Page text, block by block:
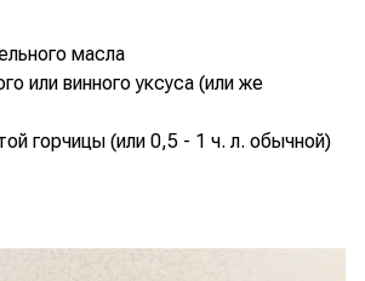
масла
или винного уксуса (или же
горчицы (или 0,5 - 1 ч. л. обычной)